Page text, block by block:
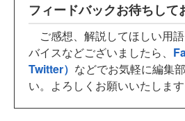
フィードバックお待ちして
ご感想、解説してほしい用
バイスなどございましたら、
Twitter） などでお気軽に編集
い。よろしくお願いいたします